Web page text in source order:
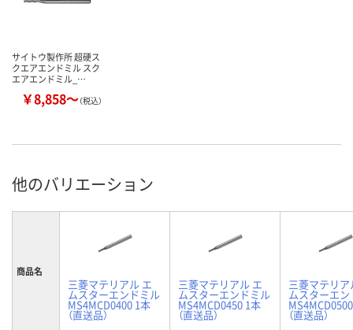
サイトウ製作所 超硬ス
クエアエンドミル スク
エアエンドミル_…
￥8,858～（税込）
他のバリエーション
商品名
三菱マテリアル エ
ムスターエンドミル
MS4MCD0400 1本
（直送品）
三菱マテリアル エ
ムスターエンドミル
MS4MCD0450 1本
（直送品）
三菱マテリア
ムスターエ
（直送品）